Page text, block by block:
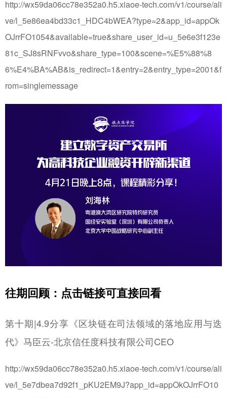
http://wx59da06cc78e352a0.h5.xiaoe-tech.com/v1/course/ali
ve/l_5e86ea4bd33c1_HDC4bWEA?type=2&app_id=appOk
OJrrFO1054&available=true&share_user_id=u_5e6e3f123e
81c_SJ8sRNFvvo&share_type=100&scene=%E5%88%8
6%E4%BA%AB&is_redirect=1&entry=2&entry_type=2001&f
rom=singlemessage
往期回顾：点击链接可直接回看
第十期|4.9分享《区块链在司法领域的落地应用与迭
代》马臣云-北京信任度科技有限公司CEO
http://wx59da06cc78e352a0.h5.xiaoe-tech.com/v1/course/ali
ve/l_5e7dbea7d92f1_pKU2EM9J?app_id=appOkOJrrFO10